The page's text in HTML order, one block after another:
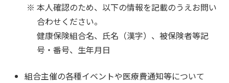
本人確認のため、以下の情報を記載のうえお問い
合わせください。
健康保険組合名、氏名（漢字）、被保険者等記
号・番号、生年月日
組合主催の各種イベントや医療費通知等について